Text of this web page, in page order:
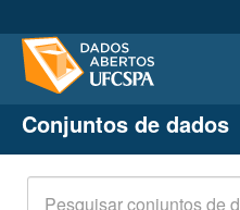
Conjuntos de dados
Organizações
Grupos
Conjuntos de dados